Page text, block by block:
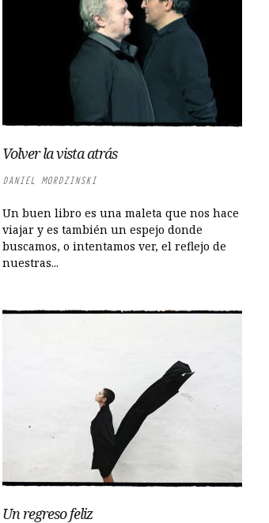
Volver la vista atrás
DANIEL MORDZINSKI
Un buen libro es una maleta que nos hace
viajar y es también un espejo donde
buscamos, o intentamos ver, el reflejo de
nuestras...
Un regreso feliz